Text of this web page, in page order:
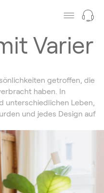
Varier
getroffen, die
haben. In
unterschiedlichen Leben,
und jedes Design auf